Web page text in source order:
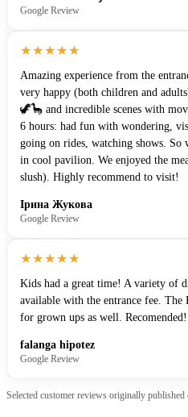
Google Review
★★★★★
Amazing experience from the
very happy (both children and
🦖🦕 and incredible scenes with
6 hours: had fun with wondering,
going on rides, watching shows. So
in cool pavilion. We enjoyed the
slush). Highly recommend to visit!
Ірина Жукова
Google Review
★★★★★
Kids had a great time! A variety of
available with the entrance fee.
for grown ups as well. Recomended!
falanga hipotez
Google Review
Selected customer reviews originally published